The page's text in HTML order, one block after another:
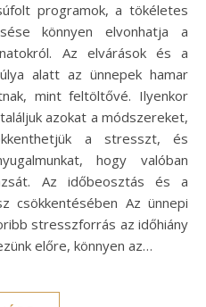
programok, a tökéletes
könnyen elvonhatja a
Az elvárások és a
alatt az ünnepek hamar
mint feltöltővé. Ilyenkor
azokat a módszereket,
a stresszt, és
hogy valóban
Az időbeosztás és a
csökkentésében Az ünnepi
stresszforrás az időhiány
előre, könnyen az…